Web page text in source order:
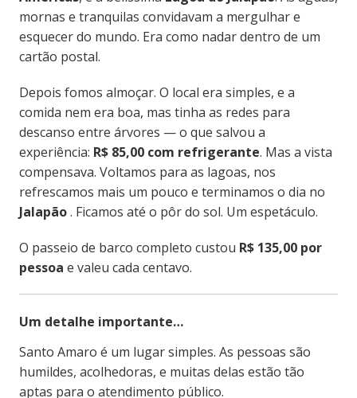
mornas e tranquilas convidavam a mergulhar e
esquecer do mundo. Era como nadar dentro de um
cartão postal.
Depois fomos almoçar. O local era simples, e a
comida nem era boa, mas tinha as redes para
descanso entre árvores — o que salvou a
experiência: R$ 85,00 com refrigerante. Mas a vista
compensava. Voltamos para as lagoas, nos
refrescamos mais um pouco e terminamos o dia no
Jalapão. Ficamos até o pôr do sol. Um espetáculo.
O passeio de barco completo custou R$ 135,00 por
pessoa e valeu cada centavo.
Um detalhe importante…
Santo Amaro é um lugar simples. As pessoas são
humildes, acolhedoras, e muitas delas estão tão
aptas para o atendimento público.